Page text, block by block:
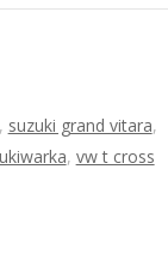
, suzuki grand vitara,
, vw t cross